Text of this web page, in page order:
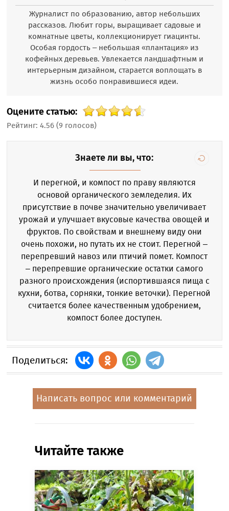
Журналист по образованию, автор небольших
рассказов. Любит горы, выращивает садовые и
комнатные цветы, коллекционирует гиацинты.
Особая гордость – небольшая «плантация» из
кофейных деревьев. Увлекается ландшафтным и
интерьерным дизайном, старается воплощать в
жизнь особо понравившиеся идеи.
Оцените статью:
Рейтинг:4.56 (9 голосов)
Знаете ли вы, что:
И перегной, и компост по праву являются
основой органического земледелия. Их
присутствие в почве значительно увеличивает
урожай и улучшает вкусовые качества овощей и
фруктов. По свойствам и внешнему виду они
очень похожи, но путать их не стоит. Перегной –
перепревший навоз или птичий помет. Компост
– перепревшие органические остатки самого
разного происхождения (испортившаяся пища с
кухни, ботва, сорняки, тонкие веточки). Перегной
считается более качественным удобрением,
компост более доступен.
Поделиться:
Написать вопрос или комментарий
Читайте также